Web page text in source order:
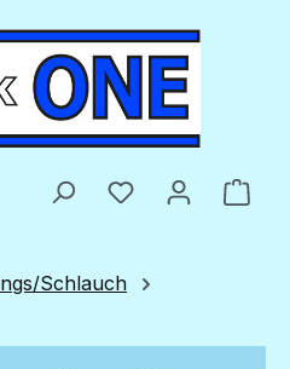
Du hast 0
Schlauch